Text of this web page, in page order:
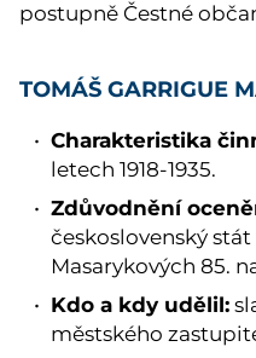
postupně Čestné
TOMÁŠ GARRIGUE
Charakteristika
letech 1918-1935.
Zdůvodnění
československý
Masarykových 85.
Kdo a kdy udělil:
městského